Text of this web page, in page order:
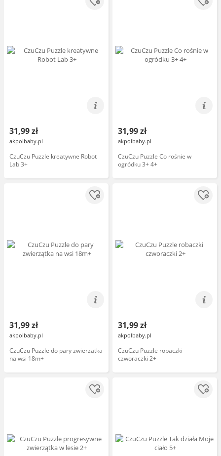
31,99 zł
akpolbaby.pl
CzuCzu Puzzle kreatywne Robot
Lab 3+
31,99 zł
akpolbaby.pl
CzuCzu Puzzle Co rośnie w
ogródku 3+ 4+
31,99 zł
akpolbaby.pl
CzuCzu Puzzle do pary zwierzątka
na wsi 18m+
31,99 zł
akpolbaby.pl
CzuCzu Puzzle robaczki
czworaczki 2+